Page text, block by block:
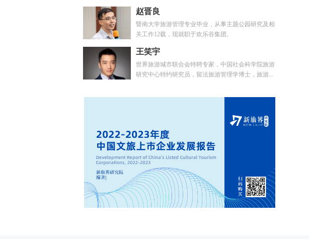
赵晋良
暨南大学旅游管理专业毕业，从事主题公园研究及相
关工作12载，现就职于欢乐谷集团。
王笑宇
世界旅游城市联合会特聘专家，中国社会科学院旅游
研究中心特约研究员，留法旅游管理学博士，旅游...